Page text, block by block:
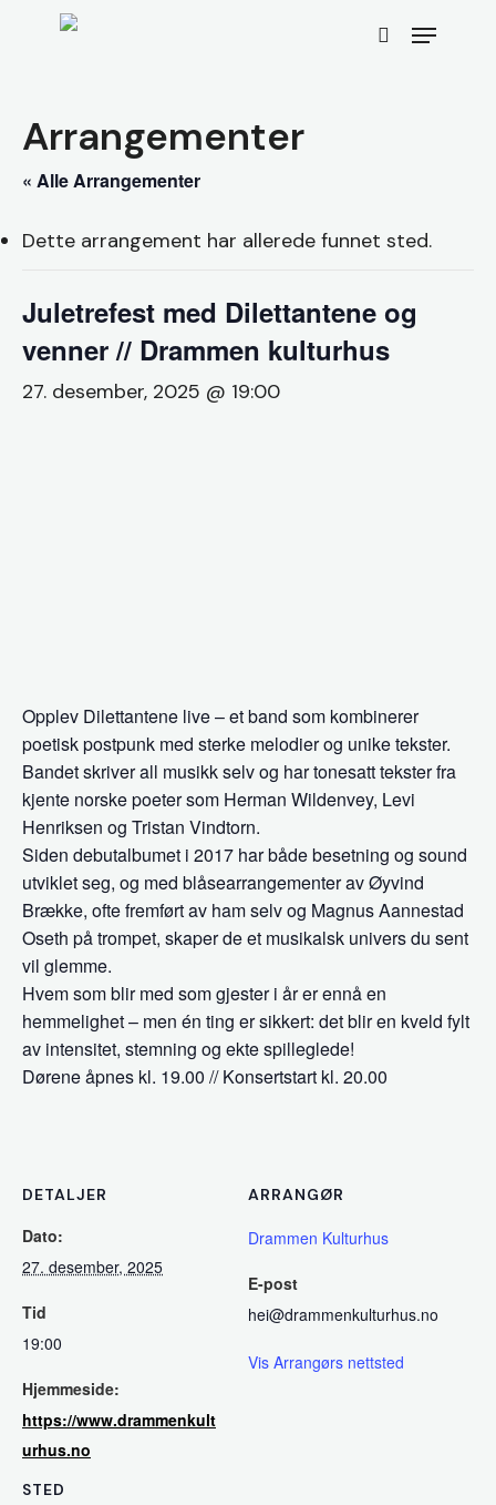
search
Menu
Arrangementer
« Alle Arrangementer
Dette arrangement har allerede funnet sted.
Juletrefest med Dilettantene og
venner // Drammen kulturhus
27. desember, 2025 @ 19:00
Opplev Dilettantene live – et band som kombinerer
poetisk postpunk med sterke melodier og unike tekster.
Bandet skriver all musikk selv og har tonesatt tekster fra
kjente norske poeter som Herman Wildenvey, Levi
Henriksen og Tristan Vindtorn.
Siden debutalbumet i 2017 har både besetning og sound
utviklet seg, og med blåsearrangementer av Øyvind
Brække, ofte fremført av ham selv og Magnus Aannestad
Oseth på trompet, skaper de et musikalsk univers du sent
vil glemme.
Hvem som blir med som gjester i år er ennå en
hemmelighet – men én ting er sikkert: det blir en kveld fylt
av intensitet, stemning og ekte spilleglede!
Dørene åpnes kl. 19.00 // Konsertstart kl. 20.00
DETALJER
Dato:
27. desember, 2025
Tid
19:00
Hjemmeside:
https://www.drammenkult
urhus.no
STED
ARRANGØR
Drammen Kulturhus
E-post
hei@drammenkulturhus.no
Vis Arrangørs nettsted